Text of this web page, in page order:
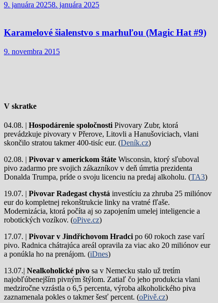
9. januára 20258. januára 2025
Karamelové šialenstvo s marhuľou (Magic Hat #9)
9. novembra 2015
V skratke
04.08. | Hospodárenie spoločnostiPivovary Zubr, ktorá
prevádzkuje pivovary v Přerove, Litovli a Hanušoviciach, vlani
skončilo stratou takmer 400-tisíc eur. (Deník.cz)
02.08. | Pivovar v americkom štáte Wisconsin, ktorý sľuboval
pivo zadarmo pre svojich zákazníkov v deň úmrtia prezidenta
Donalda Trumpa, príde o svoju licenciu na predaj alkoholu. (TA3)
19.07. | Pivovar Radegast chystá investíciu za zhruba 25 miliónov
eur do kompletnej rekonštrukcie linky na vratné fľaše.
Modernizácia, ktorá počíta aj so zapojením umelej inteligencie a
robotických vozíkov. (oPive.cz)
17.07. | Pivovar v Jindřichovom Hradcipo 60 rokoch zase varí
pivo. Radnica chátrajúca areál opravila za viac ako 20 miliónov eur
a ponúkla ho na prenájom. (iDnes)
13.07.| Nealkoholické pivo sa v Nemecku stalo už tretím
najobľúbenejším pivným štýlom. Zatiaľ čo jeho produkcia vlani
medziročne vzrástla o 6,5 percenta, výroba alkoholického piva
zaznamenala pokles o takmer šesť percent. (oPivě.cz)